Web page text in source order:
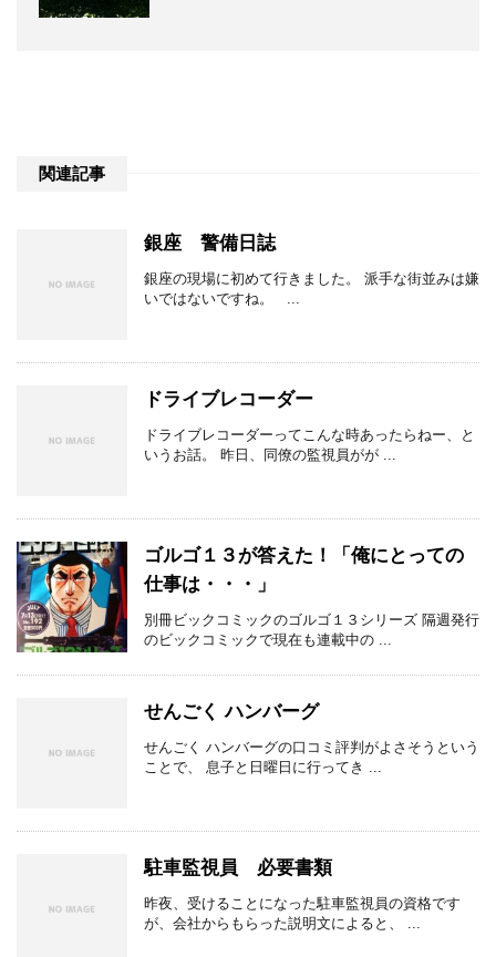
関連記事
銀座 警備日誌
銀座の現場に初めて行きました。 派手な街並みは嫌
いではないですね。 ...
ドライブレコーダー
ドライブレコーダーってこんな時あったらねー、と
いうお話。 昨日、同僚の監視員がが ...
ゴルゴ１３が答えた！「俺にとっての
仕事は・・・」
別冊ビックコミックのゴルゴ１３シリーズ 隔週発行
のビックコミックで現在も連載中の ...
せんごく ハンバーグ
せんごく ハンバーグの口コミ評判がよさそうという
ことで、 息子と日曜日に行ってき ...
駐車監視員 必要書類
昨夜、受けることになった駐車監視員の資格です
が、会社からもらった説明文によると、 ...